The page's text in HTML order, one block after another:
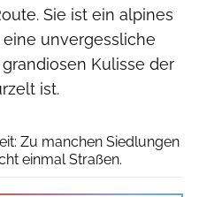
Sie ist ein alpines
unvergessliche
Kulisse der
ist.
Zu manchen Siedlungen
einmal Straßen.